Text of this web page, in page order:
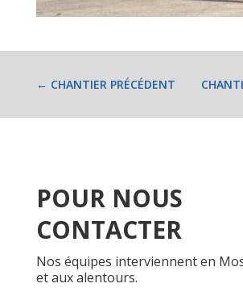
← CHANTIER PRÉCÉDENT
POUR NOUS
CONTACTER
Nos équipes interviennent en
et aux alentours.